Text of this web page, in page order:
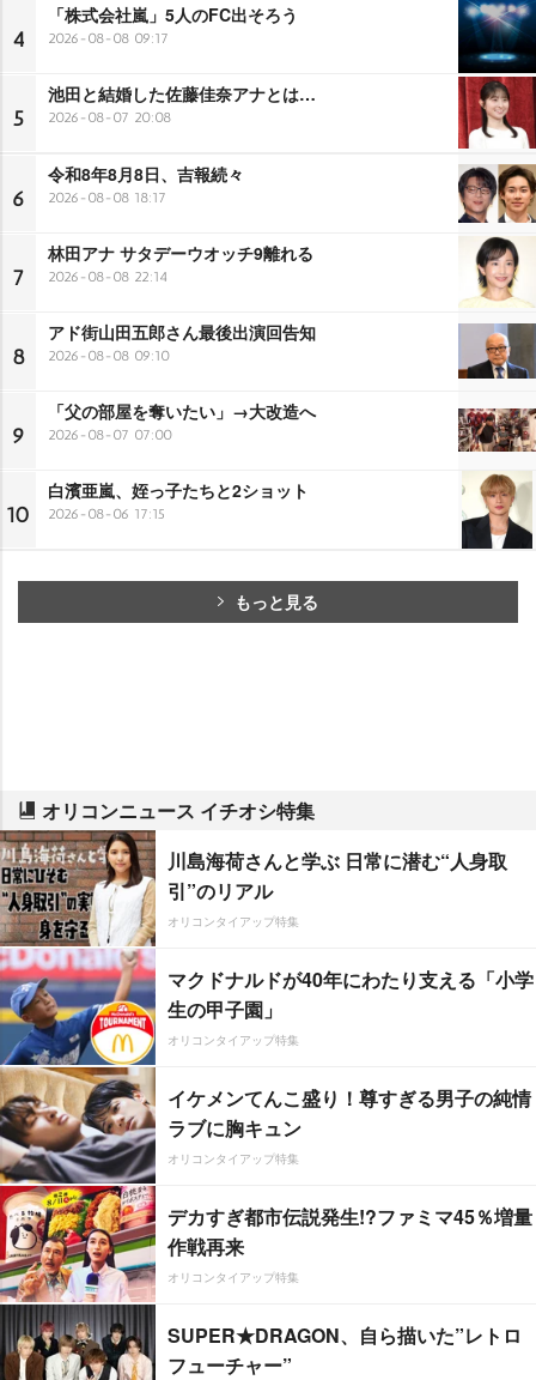
4
「株式会社嵐」5人のFC出そろう
2026-08-08 09:17
5
池田と結婚した佐藤佳奈アナとは…
2026-08-07 20:08
6
令和8年8月8日、吉報続々
2026-08-08 18:17
7
林田アナ サタデーウオッチ9離れる
2026-08-08 22:14
8
アド街山田五郎さん最後出演回告知
2026-08-08 09:10
9
「父の部屋を奪いたい」→大改造へ
2026-08-07 07:00
10
白濱亜嵐、姪っ子たちと2ショット
2026-08-06 17:15
もっと見る
オリコンニュース イチオシ特集
川島海荷さんと学ぶ 日常に潜む“人身取
引”のリアル
オリコンタイアップ特集
マクドナルドが40年にわたり支える「小学
生の甲子園」
オリコンタイアップ特集
イケメンてんこ盛り！尊すぎる男子の純情
ラブに胸キュン
オリコンタイアップ特集
デカすぎ都市伝説発生!?ファミマ45％増量
作戦再来
オリコンタイアップ特集
SUPER★DRAGON、自ら描いた”レトロ
フューチャー”